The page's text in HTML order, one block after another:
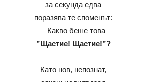
за секунда едва
поразява те споменът:
– Какво беше това
”Щастие! Щастие!”?
Като нов, непознат,